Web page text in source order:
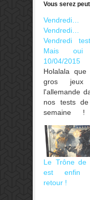
Vous serez
Vendredi…
Vendredi…
Vendredi
Mais
10/04/2015
Holalala que
gros
l'allemande
nos tests
semaine
Dragon et
vous qu'on
encore
d'avoir fait le
de tous les
de S.Feld
Le Trône de
est enfin
retour !